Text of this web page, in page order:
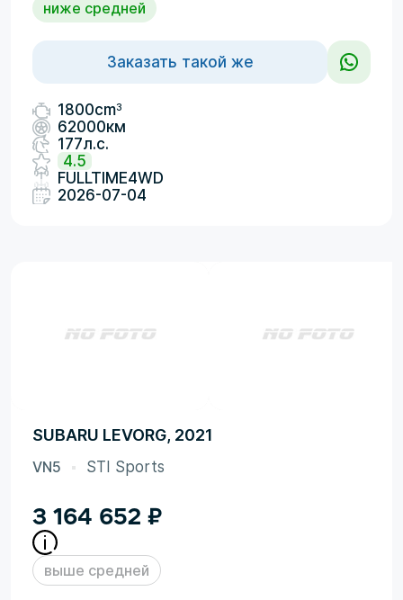
ниже средней
Заказать такой же
1800cm3
62000км
177л.с.
4.5
FULLTIME4WD
2026-07-04
SUBARU LEVORG, 2021
VN5 STI Sports
3 164 652 ₽
выше средней